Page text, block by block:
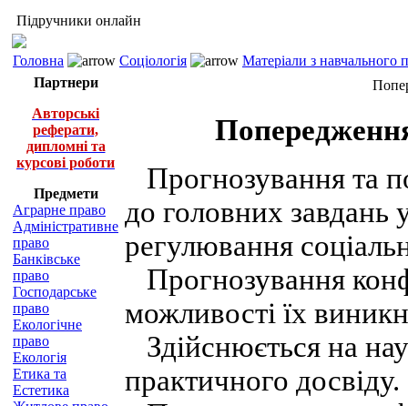
Підручники онлайн
Головна Соціологія
Матеріали з навчального
Партнери
Авторські
реферати,
дипломні та
курсові роботи
Предмети
Аграрне право
Адміністративне
право
Банківське
право
Господарське
право
Екологічне
право
Екологія
Етика та
Естетика
Прогнозування та
до головних завдань
регулювання
Прогнозування
можливості їх
Здійснюється на
практичного досвіду.